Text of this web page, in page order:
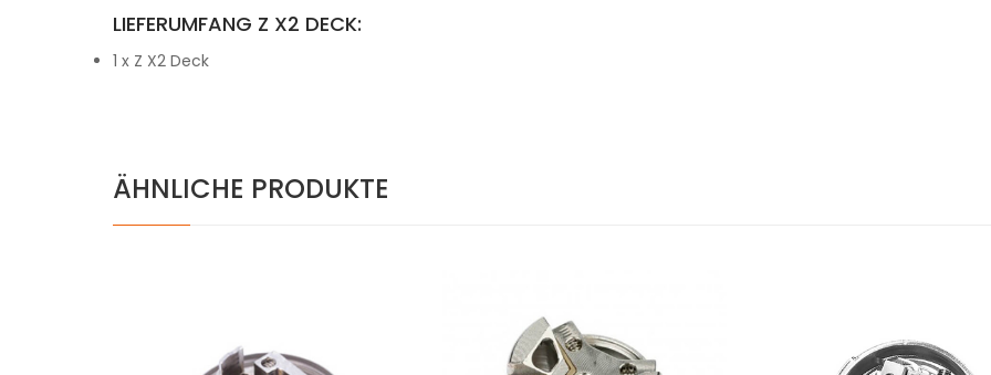
LIEFERUMFANG Z X2 DECK:
1 x Z X2 Deck
ÄHNLICHE PRODUKTE